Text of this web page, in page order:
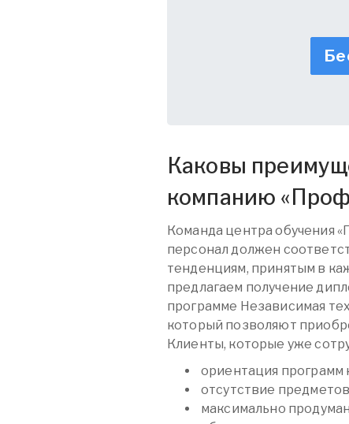
Каковы
компанию «
Команда центра обучения
персонал должен
тенденциям, принятым в
предлагаем получение
программе Независимая
который позволяют
Клиенты, которые уже
ориентация программ
отсутствие
максимально